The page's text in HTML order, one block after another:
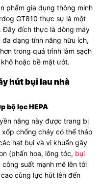
phẩm gia dụng thông minh
GT810 thực sự là một
Đây đích thực là dòng máy
dạng tính năng hữu ích,
trong quá trình làm sạch
hoặc bề mặt ướt.
hút bụi lau nhà
bộ lọc HEPA
năng này được trang bị
xốp chống cháy có thể tháo
hạt bụi và vi khuẩn gây
(phấn hoa, lông tóc, bụi
suất mạnh mẽ lên tới
cùng lực hút lên đến